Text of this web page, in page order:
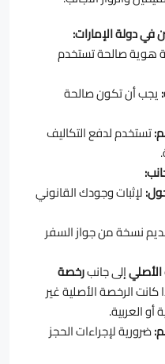
في دولة الإمارات:
هوية صالحة تستخدم
يجب أن تكون صالحة
تستخدم لدفع التكاليف
لإثبات وجودك القانوني
نسخة من جواز السفر
إلى جانبرخصة
كانت الرخصة الأصلية غير
أو العربية.
ضرورية لإجراءات الحجز